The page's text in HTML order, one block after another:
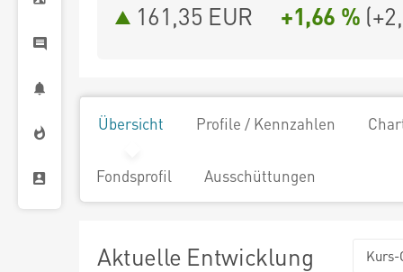
161,35 EUR +1,66 % (
Übersicht Profile / Kennzahlen
Fondsprofil Ausschüttungen
Aktuelle Entwicklung Kurs-